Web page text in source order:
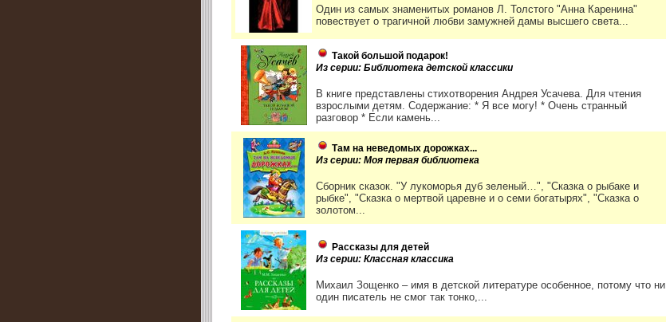
Один из самых знаменитых романов Л. Толстого "Анна Каренина"
повествует о трагичной любви замужней дамы высшего света...
Такой большой подарок!
Из серии: Библиотека детской классики
В книге представлены стихотворения Андрея Усачева. Для чтения
взрослыми детям. Содержание: * Я все могу! * Очень странный
разговор * Если камень...
Там на неведомых дорожках...
Из серии: Моя первая библиотека
Сборник сказок. "У лукоморья дуб зеленый…", "Сказка о рыбаке и
рыбке", "Сказка о мертвой царевне и о семи богатырях", "Сказка о
золотом...
Рассказы для детей
Из серии: Классная классика
Михаил Зощенко – имя в детской литературе особенное, потому что ни
один писатель не смог так тонко,...